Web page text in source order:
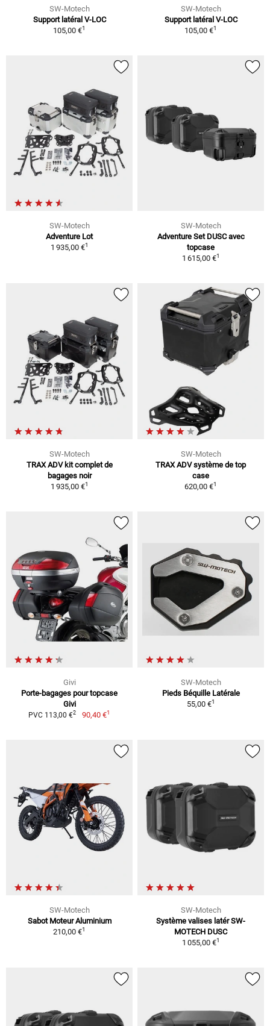
SW-Motech
Support latéral V-LOC
105,00 €1
SW-Motech
Support latéral V-LOC
105,00 €1
SW-Motech
Adventure Lot
1 935,00 €1
SW-Motech
Adventure Set DUSC avec
topcase
1 615,00 €1
SW-Motech
TRAX ADV kit complet de
bagages noir
1 935,00 €1
SW-Motech
TRAX ADV système de top
case
620,00 €1
Givi
Porte-bagages pour topcase
Givi
PVC 113,00 €2 90,40 €1
SW-Motech
Pieds Béquille Latérale
55,00 €1
SW-Motech
Sabot Moteur Aluminium
210,00 €1
SW-Motech
Système valises latér SW-
MOTECH DUSC
1 055,00 €1